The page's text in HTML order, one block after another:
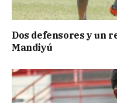
Dos defensores y un
Mandiyú